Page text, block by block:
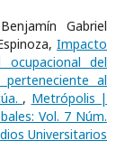
Gabriel
Impacto
del
al
, Metrópolis |
Vol. 7 Núm.
Universitarios